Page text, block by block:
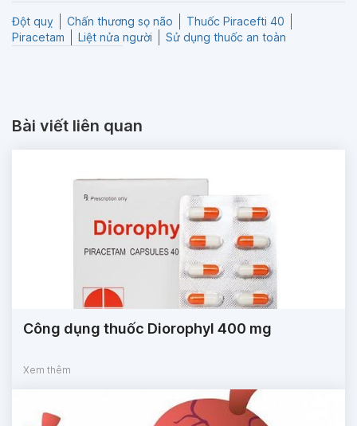
Đột quỵ Chấn thương sọ não
Thuốc Piracefti 40
Piracetam
Liệt nửa người Sử dụng thuốc an toàn
Bài viết liên quan
Công dụng thuốc Diorophyl 400 mg
Xem thêm